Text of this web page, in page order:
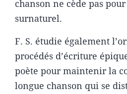
chanson ne cède pas
surnaturel.
F. S. étudie également
procédés d’écriture
poète pour maintenir la
longue chanson qui se